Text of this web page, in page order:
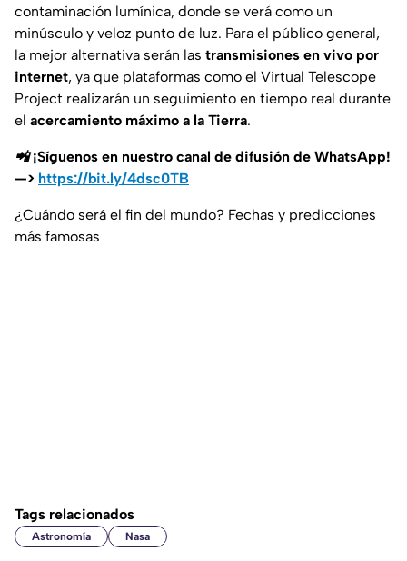
contaminación lumínica, donde se verá como un
minúsculo y veloz punto de luz. Para el público general,
la mejor alternativa serán las transmisiones en vivo por
internet, ya que plataformas como el Virtual Telescope
Project realizarán un seguimiento en tiempo real durante
el acercamiento máximo a la Tierra.
📲 ¡Síguenos en nuestro canal de difusión de WhatsApp!
—> https://bit.ly/4dsc0TB
¿Cuándo será el fin del mundo? Fechas y predicciones
más famosas
Tags relacionados
Astronomía Nasa